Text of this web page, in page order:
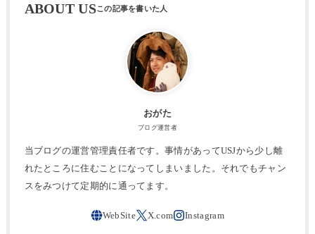
ABOUT US
おがた
ブログ運営者
当ブログの運営管理責任者です。事情があってUSJから少し離
れたところに住むことになってしまいました。それでもチャン
スをみつけて定期的に通ってます。